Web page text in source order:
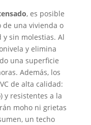
, es posible
de una vivienda o
sin molestias. Al
y elimina
una superficie
Además, los
de alta calidad:
y resistentes a la
moho ni grietas
un techo